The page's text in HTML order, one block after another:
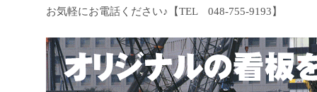
お気軽にお電話ください♪【TEL 048-755-9193】